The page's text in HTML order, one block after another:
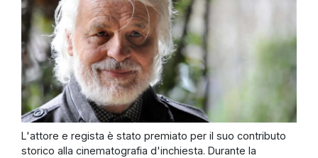
L'attore e regista è stato premiato per il suo contributo
storico alla cinematografia d'inchiesta. Durante la